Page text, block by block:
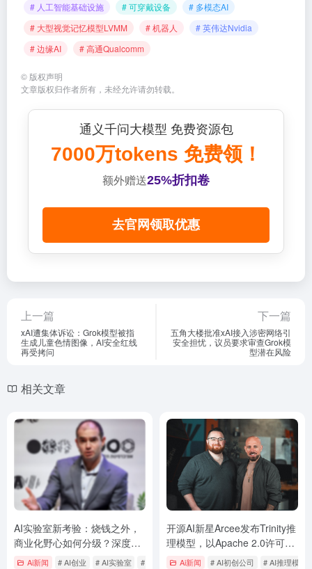
# 人工智能基础设施
# 可穿戴设备
# 多模态AI
# 大型视觉记忆模型LVMM
# 机器人
# 英伟达Nvidia
# 边缘AI
# 高通Qualcomm
© 版权声明
文章版权归作者所有，未经允许请勿转载。
通义千问大模型 免费资源包
7000万tokens 免费领！
额外赠送25%折扣卷
去官网领取优惠
上一篇
xAI遭集体诉讼：Grok模型被指
生成儿童色情图像，AI安全红线
再受拷问
下一篇
五角大楼批准xAI接入涉密网络引
安全担忧，议员要求审查Grok模
型潜在风险
相关文章
AI实验室新考验：烧钱之外，
商业化野心如何分级？深度解
析大模型创业的生存法则
Ai新闻 # AI创业 # AI实验室 # AI行业分析
开源AI新星Arcee发布Trinity推
理模型，以Apache 2.0许可挑
战巨头垄断
Ai新闻 # AI初创公司 # AI推理模型